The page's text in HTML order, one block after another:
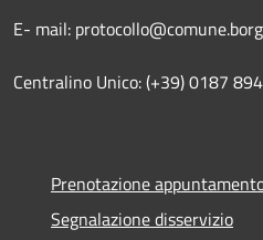
E- mail:
Centralino Unico: (+39) 0187
Prenotazione
Segnalazione disservizio